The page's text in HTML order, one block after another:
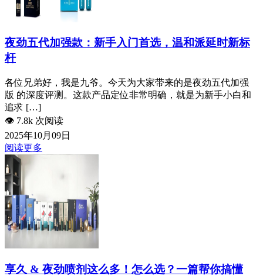
夜劲五代加强款：新手入门首选，温和派延时新标
杆
各位兄弟好，我是九爷。今天为大家带来的是夜劲五代加强
版 的深度评测。这款产品定位非常明确，就是为新手小白和
追求 […]
👁️ 7.8k 次阅读
2025年10月09日
阅读更多
享久 & 夜劲喷剂这么多！怎么选？一篇帮你搞懂